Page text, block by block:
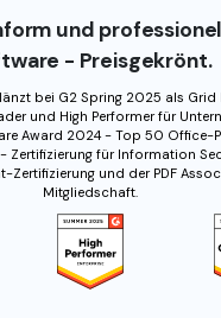
und
- Preisgekrönt.
bei G2 Spring 2025 als Grid
und High Performer für
Award 2024 - Top 50 Office-
Zertifizierung für Information
Zertifizierung und der PDF
Mitgliedschaft.